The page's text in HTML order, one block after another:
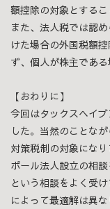
額控除の対象とする
また、法人税では認
けた場合の外国税額
ず、個人が株主であ
【おわりに】
今回はタックスヘイ
した。当然のことな
対策税制の対象にな
ポール法人設立の相
という相談をよく受
によって最適解は異